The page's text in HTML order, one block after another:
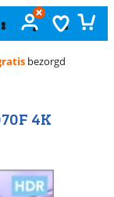
4K